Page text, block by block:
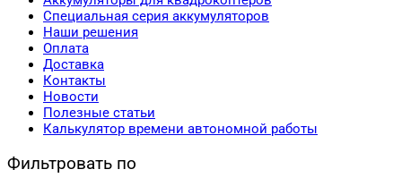
Специальная серия аккумуляторов
Наши решения
Оплата
Доставка
Контакты
Новости
Полезные статьи
Калькулятор времени автономной работы
Фильтровать по